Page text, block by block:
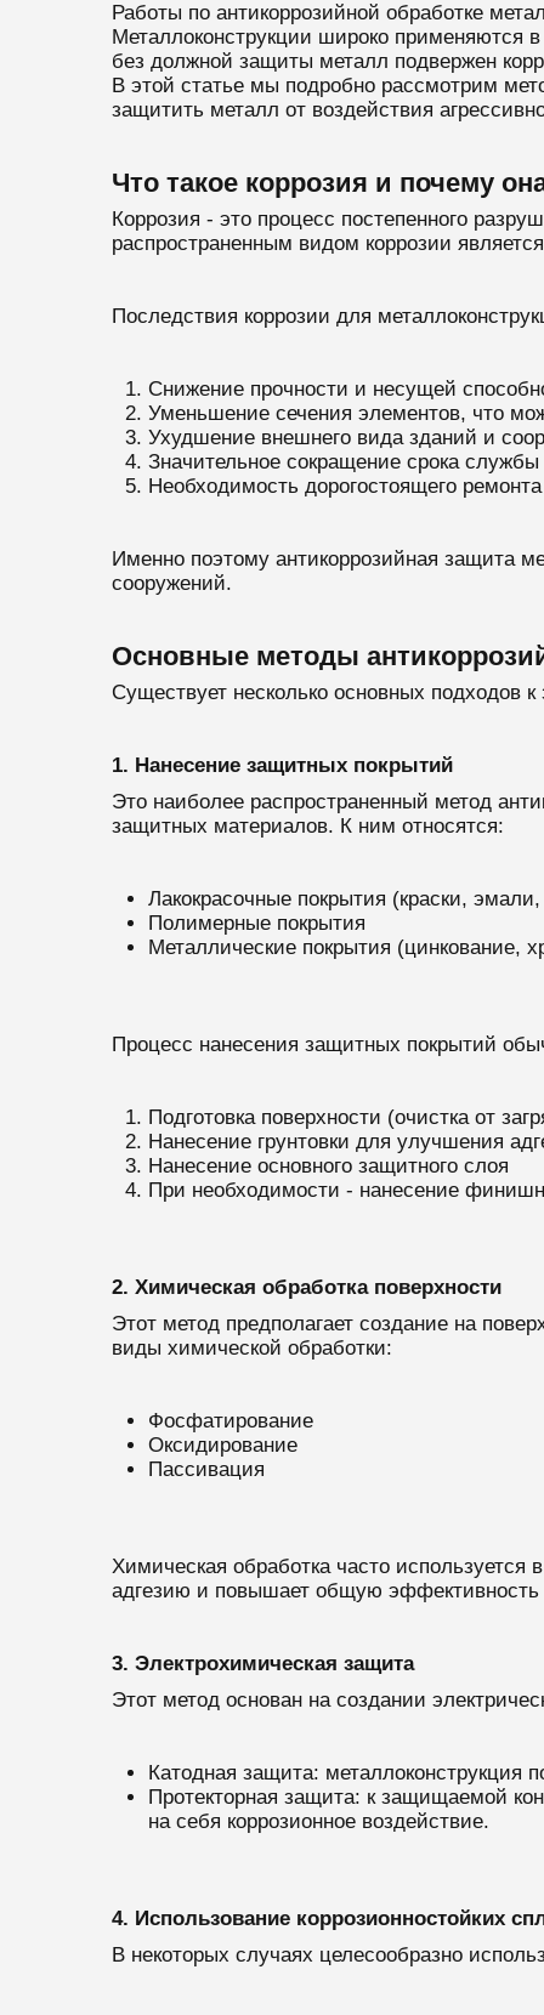
Работы по антикоррозийной обработке
Металлоконструкции широко применяются
без должной защиты металл подвержен
В этой статье мы подробно рассмотрим
защитить металл от воздействия
Что такое коррозия и почему
Коррозия - это процесс постепенного
распространенным видом коррозии
Последствия коррозии для
Снижение прочности и несущей
Уменьшение сечения элементов, что
Ухудшение внешнего вида зданий и
Значительное сокращение срока службы
Необходимость дорогостоящего
Именно поэтому антикоррозийная защита
сооружений.
Основные методы
Существует несколько основных подходов
1. Нанесение защитных покрытий
Это наиболее распространенный метод
защитных материалов. К ним относятся:
Лакокрасочные покрытия (краски,
Полимерные покрытия
Металлические покрытия (цинкование,
Процесс нанесения защитных покрытий
Подготовка поверхности (очистка от
Нанесение грунтовки для улучшения
Нанесение основного защитного слоя
При необходимости - нанесение
2. Химическая обработка поверхности
Этот метод предполагает создание на
виды химической обработки:
Фосфатирование
Оксидирование
Пассивация
Химическая обработка часто используется
адгезию и повышает общую эффективность
3. Электрохимическая защита
Этот метод основан на создании
Катодная защита: металлоконструкция
Протекторная защита: к защищаемой
на себя коррозионное воздействие.
4. Использование коррозионностойких
В некоторых случаях целесообразно